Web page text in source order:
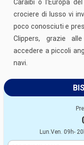
Caraibi o l'Europa
crociere di lusso vi
poco conosciuti e
Clippers, grazie
accedere a piccoli
navi.
Lun.Ven. 09h-